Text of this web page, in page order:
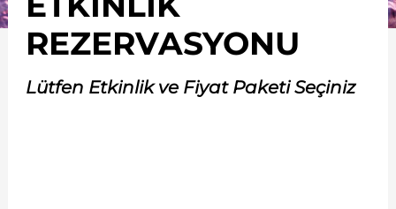
REZERVASYONU
Lütfen Etkinlik ve Fiyat Paketi Seçiniz